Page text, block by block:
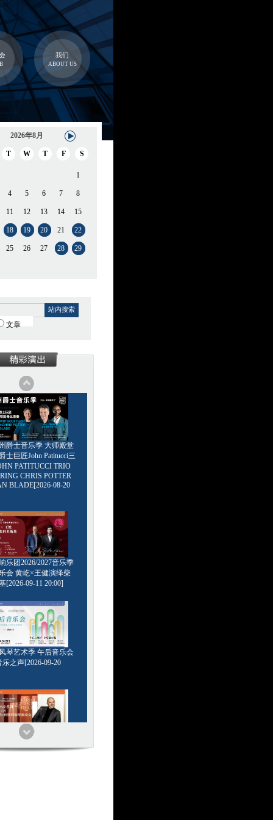
我们
ABOUT US
2026年8月
T W T F S
1
4 5 6 7 8
11 12 13 14 15
18 19 20 21 22
25 26 27 28 29
站内搜索
文章
爵士音乐季 大师殿堂
士巨匠John Patitucci三
PATITUCCI TRIO
CHRIS POTTER
BLADE[2026-08-20
乐团2026/2027音乐季
会 黄屹×王健演绎柴
[2026-09-11 20:00]
琴艺术季 午后音乐会
乐之声[2026-09-20
系列 浪漫王者 基里尔
琴独奏会[2026-09-24